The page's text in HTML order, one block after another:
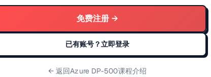
免费注册 →
已有账号？立即登录
← 返回Azure DP-500课程介绍